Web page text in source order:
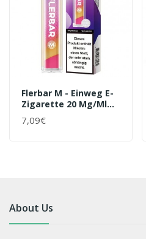
Flerbar M - Einweg E-
Zigarette 20 Mg/ml
7,09€
About Us